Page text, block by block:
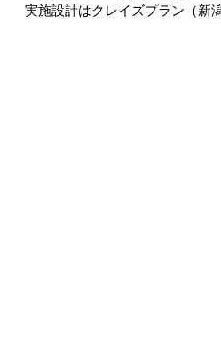
実施設計はクレイズプラン（新